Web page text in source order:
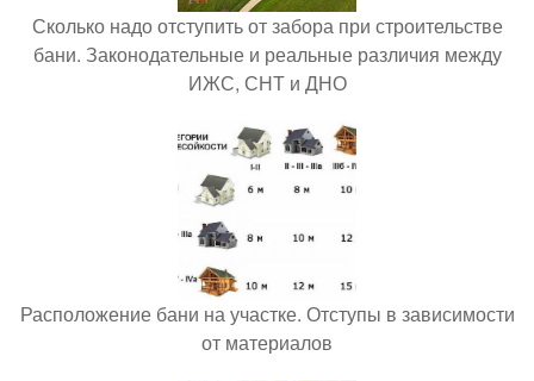
Сколько надо отступить от забора при строительстве
бани. Законодательные и реальные различия между
ИЖС, СНТ и ДНО
Расположение бани на участке. Отступы в зависимости
от материалов